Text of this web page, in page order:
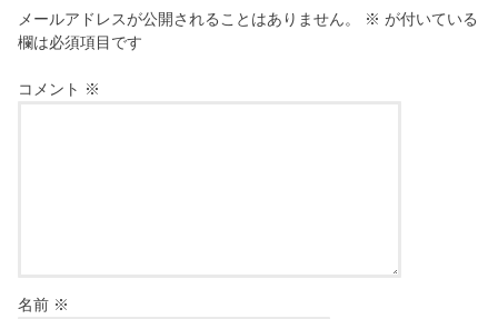
メールアドレスが公開されることはありません。 ※ が付いている
欄は必須項目です
コメント ※
名前 ※